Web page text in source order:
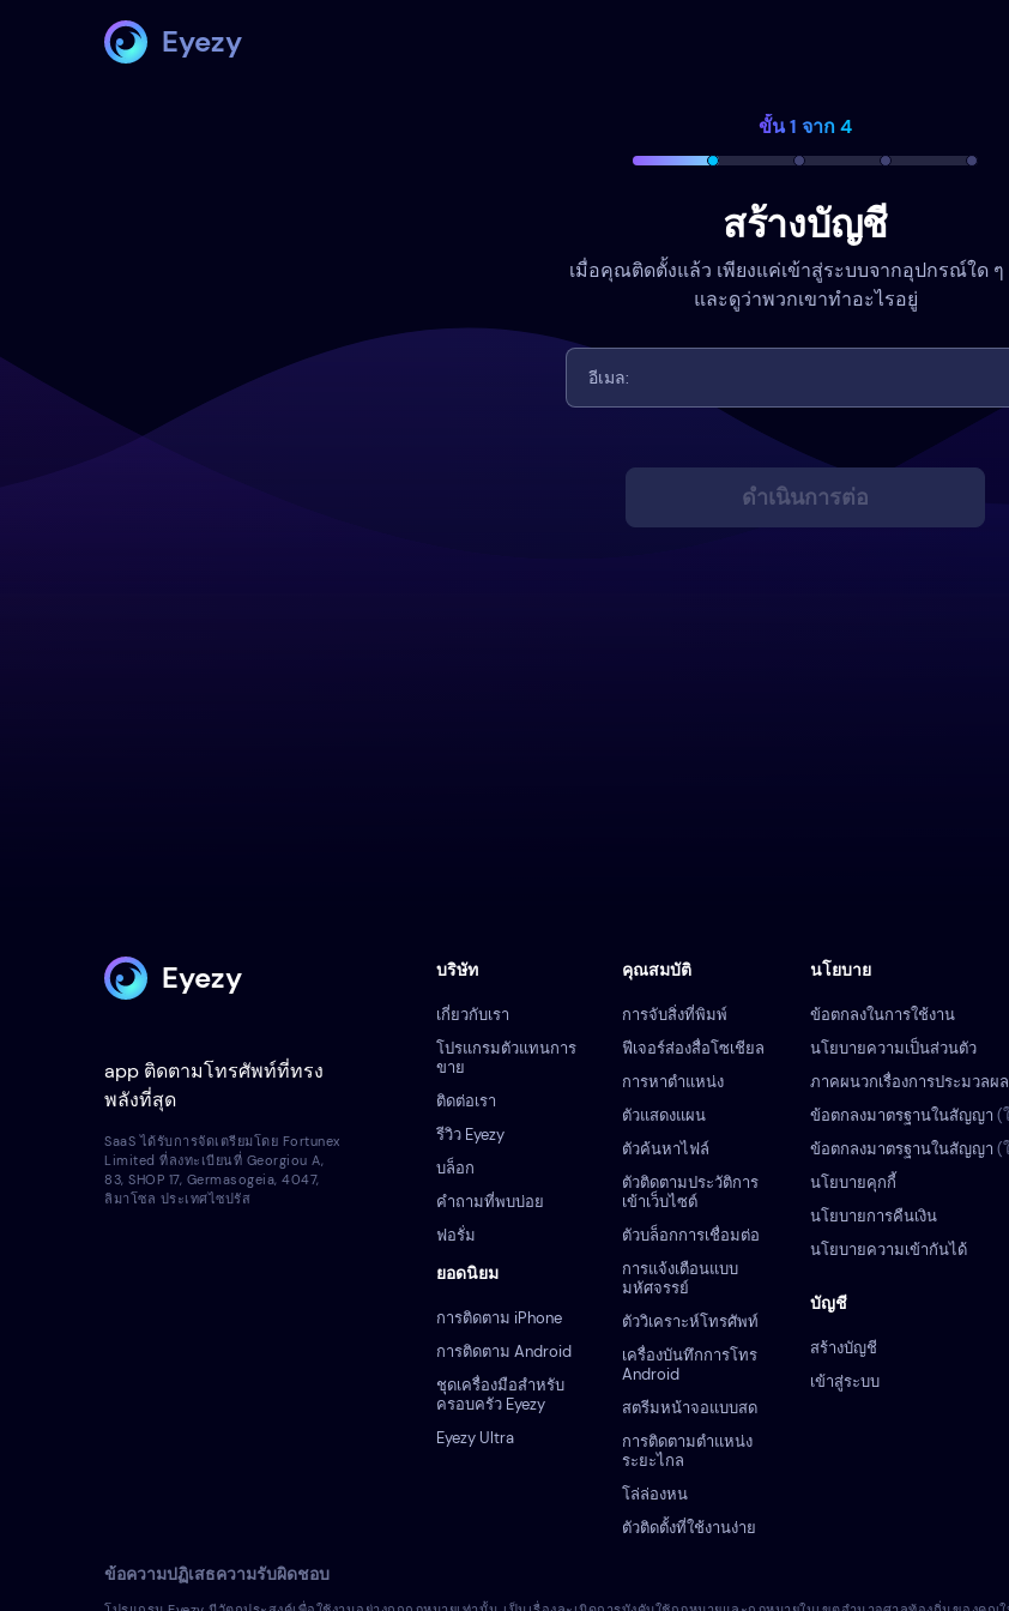
Eyezy
ขั้น 1 จาก 4
สร้างบัญชี
เมื่อคุณติดตั้งแล้ว เพียงแค่เข้าสู่ระบบจากอุปกรณ์ใด ๆ
และดูว่าพวกเขาทำอะไรอยู่
ดำเนินการต่อ
Eyezy
app ติดตามโทรศัพท์ที่ทรง
พลังที่สุด
บริษัท
เกี่ยวกับเรา
โปรแกรมตัวแทนการ
ขาย
ติดต่อเรา
รีวิว Eyezy
บล็อก
คำถามที่พบบ่อย
ฟอรั่ม
ยอดนิยม
การติดตาม iPhone
การติดตาม Android
ชุดเครื่องมือสำหรับ
ครอบครัว Eyezy
Eyezy Ultra
บัญชี
สร้างบัญชี
เข้าสู่ระบบ
นโยบาย
ข้อตกลงในการใช้งาน
นโยบายความเป็นส่วนตัว
ภาคผนวกเรื่องการประมวลผ
ข้อตกลงมาตรฐานในสัญญา (
ข้อตกลงมาตรฐานในสัญญา (
นโยบายคุกกี้
นโยบายการคืนเงิน
นโยบายความเข้ากันได้
คุณสมบัติ
การจับสิ่งที่พิมพ์
ฟีเจอร์ส่องสื่อโซเชียล
การหาตำแหน่ง
ตัวแสดงแผน
ตัวค้นหาไฟล์
ตัวติดตามประวัติการ
เข้าเว็บไซต์
ตัวบล็อกการเชื่อมต่อ
การแจ้งเตือนแบบ
มหัศจรรย์
ตัววิเคราะห์โทรศัพท์
เครื่องบันทึกการโทร
Android
สตรีมหน้าจอแบบสด
การติดตามตำแหน่ง
ระยะไกล
โล่ล่องหน
ตัวติดตั้งที่ใช้งานง่าย
SaaS ได้รับการจัดเตรียมโดย Fortunex
Limited ที่ลงทะเบียนที่ Georgiou A,
83, SHOP 17, Germasogeia, 4047,
ลิมาโซล ประเทศไซปรัส
ข้อความปฏิเสธความรับผิดชอบ